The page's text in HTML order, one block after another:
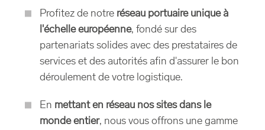
Profitez de notre réseau portuaire unique à
l'échelle européenne, fondé sur des
partenariats solides avec des prestataires de
services et des autorités afin d'assurer le bon
déroulement de votre logistique.
En mettant en réseau nos sites dans le
monde entier, nous vous offrons une gamme